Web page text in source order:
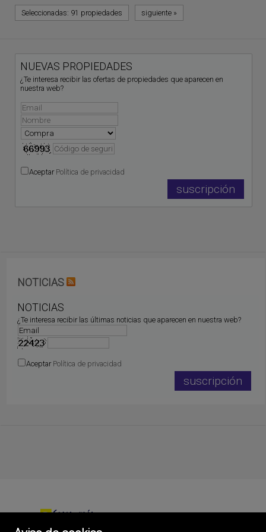
Seleccionadas: 91 propiedades siguiente »
NUEVAS PROPIEDADES
¿Te interesa recibir las ofertas de propiedades que aparecen en
nuestra web?
Aceptar Política de privacidad
NOTICIAS
NOTICIAS
¿Te interesa recibir las últimas noticias que aparecen en nuestra web?
Aceptar Política de privacidad